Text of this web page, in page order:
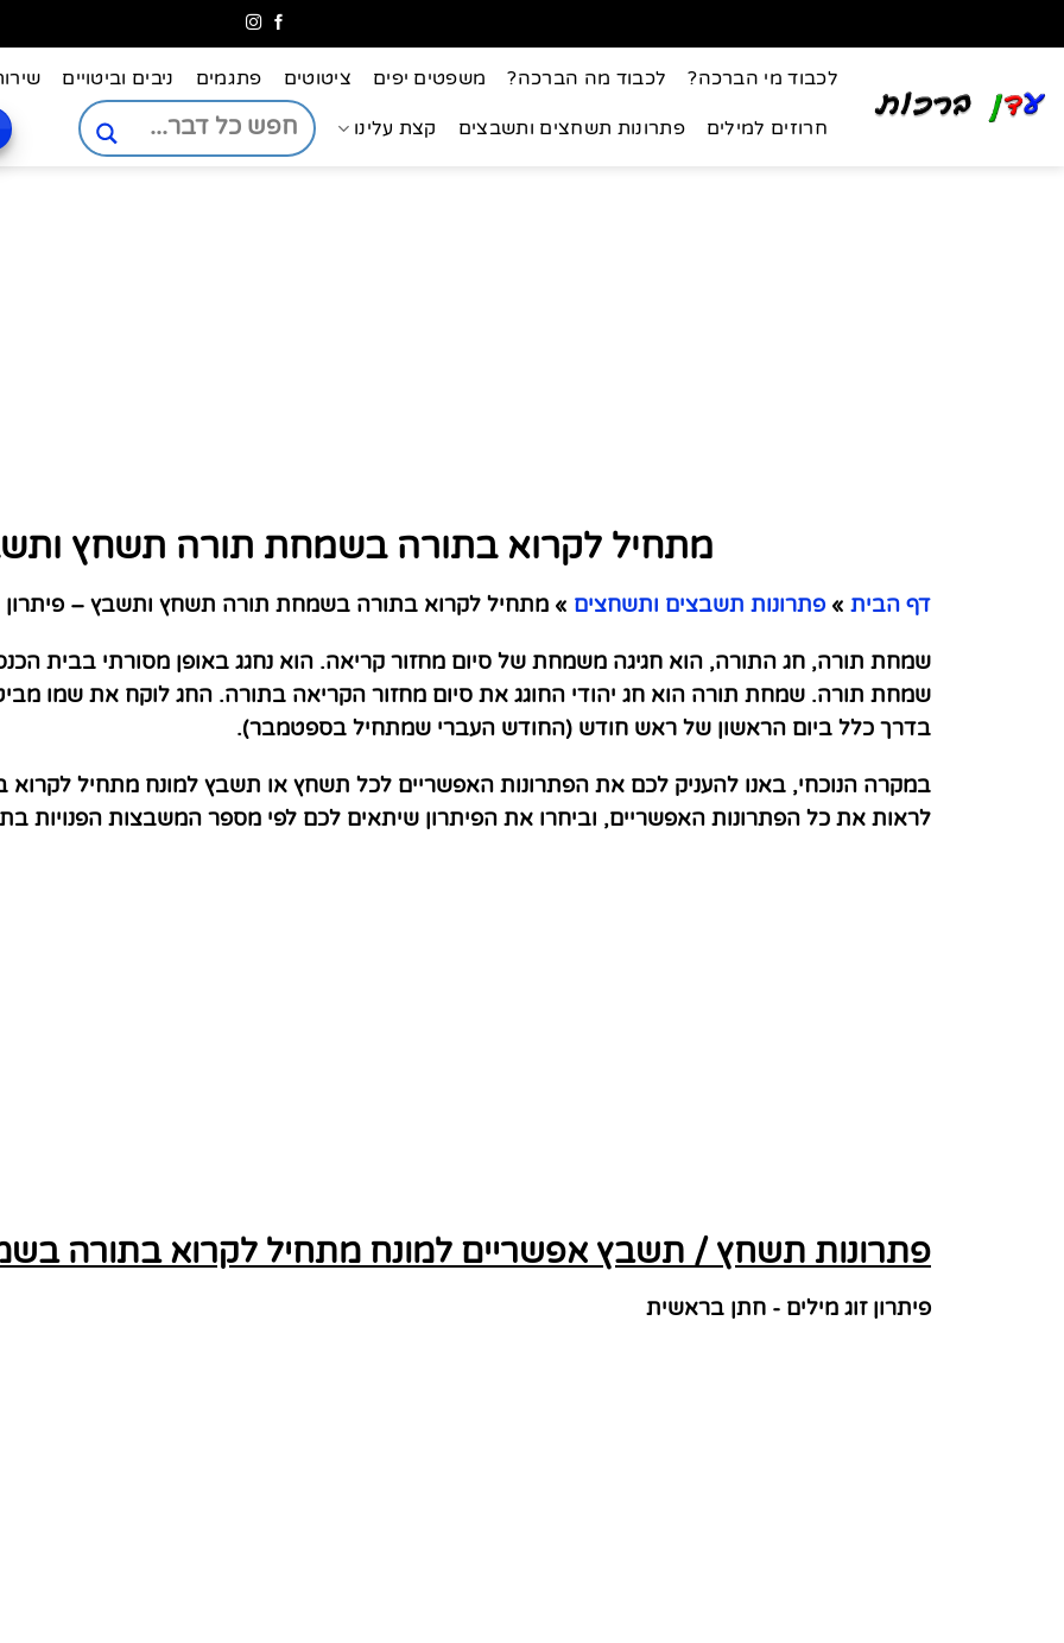
לכבוד מי הברכה? לכבוד מה הברכה? משפטים יפים ציטוטים פתגמים ניבים וביטויים
חרוזים למילים פתרונות תשחצים ותשבצים קצת עלינו
מתחיל לקרוא בתורה בשמחת תורה תשחץ
דף הבית » פתרונות תשבצים ותשחצים » מתחיל לקרוא בתורה בשמחת תורה תשחץ ותשבץ – פיתרון
שמחת תורה, חג התורה, הוא חגיגה משמחת של סיום מחזור קריאה. הוא נחגג באופן מסורתי בבית
שמחת תורה. שמחת תורה הוא חג יהודי החוגג את סיום מחזור הקריאה בתורה. החג לוקח את שמו
בדרך כלל ביום הראשון של ראש חודש (החודש העברי שמתחיל בספטמבר).
במקרה הנוכחי, באנו להעניק לכם את הפתרונות האפשריים לכל תשחץ או תשבץ למונח מתחיל
לראות את כל הפתרונות האפשריים, וביחרו את הפיתרון שיתאים לכם לפי מספר המשבצות
פתרונות תשחץ / תשבץ אפשריים למונח מתחיל לקרוא בתורה
פיתרון זוג מילים - חתן בראשית